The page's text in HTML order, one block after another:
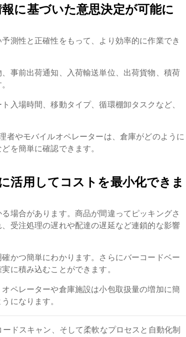
に基づいた意思決定が可能に
測性と正確性をもって、より効率的に作業でき
事前出荷通知、入荷輸送単位、出荷貨物、積荷
入場時間、移動タイプ、循環棚卸タスクなど、
者やモバイルオペレーターは、倉庫がどのように
を簡単に確認できます。
活用してコストを最小化できま
場合があります。商品が間違ってピッキングさ
受注処理の遅れや配達の遅延など連鎖的な影響
かつ簡単にわかります。さらにバーコードベー
に積み込むことができます。
ペレーターや倉庫施設は小包取扱量の増加に簡
になります。
ドスキャン、そして柔軟なプロセスと自動化制